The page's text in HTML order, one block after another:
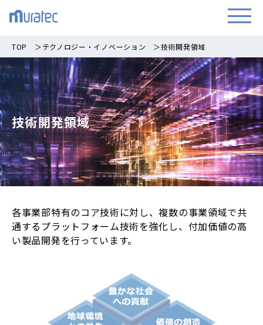
TOP ＞テクノロジー・イノベーション ＞技術開発領域
技術開発領域
各事業部特有のコア技術に対し、複数の事業領域で共
通するプラットフォーム技術を強化し、付加価値の高
い製品開発を行っています。